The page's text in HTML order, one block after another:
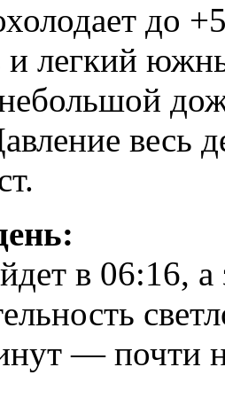
до
и легкий
весь
в 06:16, а
— почти